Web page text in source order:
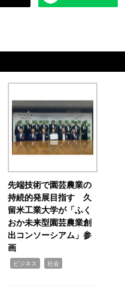
先端技術で園芸農業の
持続的発展目指す 久
留米工業大学が「ふく
おか未来型園芸農業創
出コンソーシアム」参
画
ビジネス 社会